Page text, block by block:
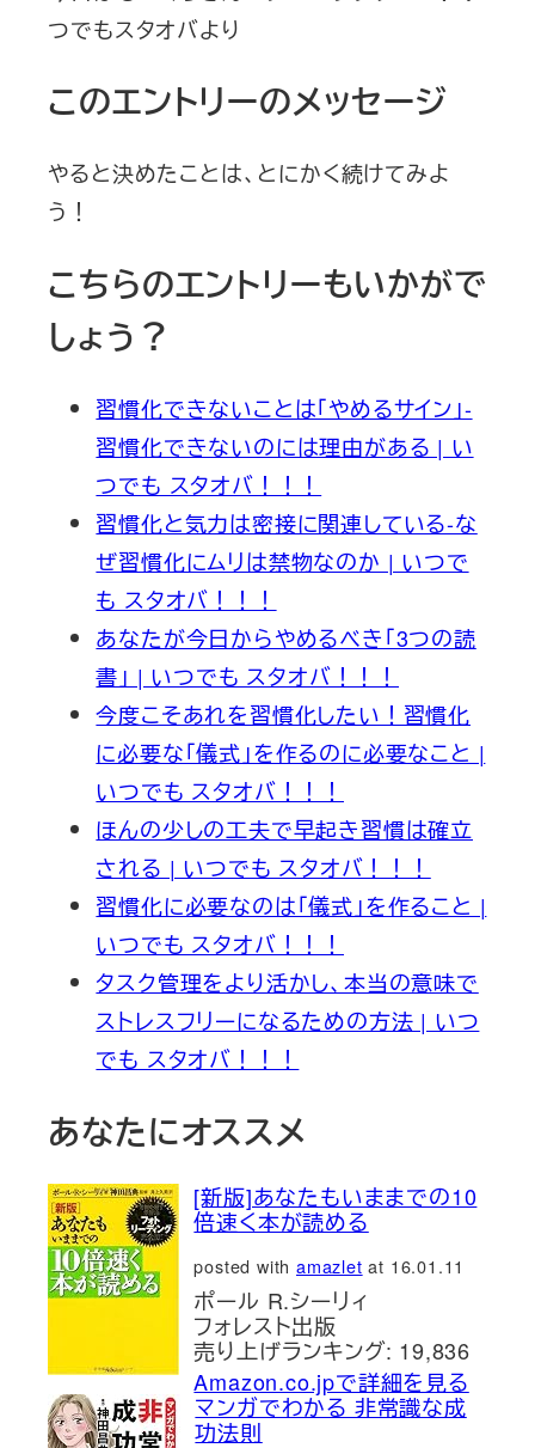
つでもスタオバより
このエントリーのメッセージ
やると決めたことは、とにかく続けてみよ
う！
こちらのエントリーもいかがで
しょう？
習慣化できないことは「やめるサイン」-
習慣化できないのには理由がある | い
つでも スタオバ！！！
習慣化と気力は密接に関連している-な
ぜ習慣化にムリは禁物なのか | いつで
も スタオバ！！！
あなたが今日からやめるべき「3つの読
書」 | いつでも スタオバ！！！
今度こそあれを習慣化したい！習慣化
に必要な「儀式」を作るのに必要なこと |
いつでも スタオバ！！！
ほんの少しの工夫で早起き習慣は確立
される | いつでも スタオバ！！！
習慣化に必要なのは「儀式」を作ること |
いつでも スタオバ！！！
タスク管理をより活かし、本当の意味で
ストレスフリーになるための方法 | いつ
でも スタオバ！！！
あなたにオススメ
[新版]あなたもいままでの10
倍速く本が読める
posted with amazlet at 16.01.11
ポール R.シーリィ
フォレスト出版
売り上げランキング: 19,836
Amazon.co.jpで詳細を見る
マンガでわかる 非常識な成
功法則